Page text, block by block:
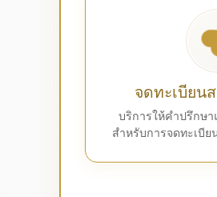
จดทะเบียน
บริการให้คำปรึกษา
สำหรับการจดทะเบี